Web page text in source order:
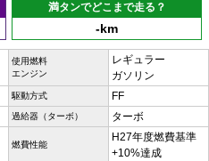
満タンでどこまで走る？
-km
使用燃料
エンジン
レギュラー
ガソリン
駆動方式 FF
過給器（ターボ） ターボ
燃費性能
H27年度燃費基準
+10%達成